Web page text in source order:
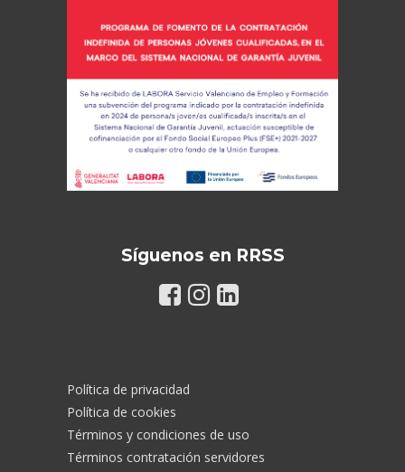
Síguenos en RRSS
Política de privacidad
Política de cookies
Términos y condiciones de uso
Términos contratación servidores